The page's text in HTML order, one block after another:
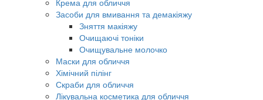
Крема для обличчя
Засоби для вмивання та демакіяжу
Зняття макіяжу
Очищаючі тоніки
Очищувальне молочко
Маски для обличчя
Хімічний пілінг
Скраби для обличчя
Лікувальна косметика для обличчя